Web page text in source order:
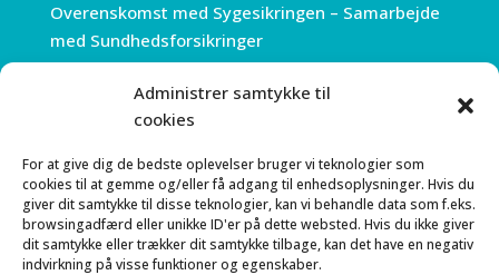
Administrer samtykke til
cookies
For at give dig de bedste oplevelser bruger vi teknologier som
cookies til at gemme og/eller få adgang til enhedsoplysninger. Hvis du
giver dit samtykke til disse teknologier, kan vi behandle data som f.eks.
browsingadfærd eller unikke ID'er på dette websted. Hvis du ikke giver
dit samtykke eller trækker dit samtykke tilbage, kan det have en negativ
indvirkning på visse funktioner og egenskaber.
Overenskomst med Sygesikringen – Samarbejde
med Sundhedsforsikringer
ÅBNINGSTIDER
Tirsdag 7:30 – 18.00
Onsdag 7:30 – 18.00
Torsdag 7:30 – 18.00
Fredag 7.30 – 15.00